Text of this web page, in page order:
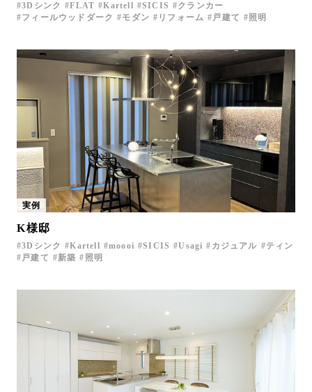
3Dシンク FLAT Kartell SICIS
クランカー
フィールウッドダーク
モダン リフォーム 戸建て 照明
実例
K様邸
3Dシンク Kartell moooi SICIS Usagi カジュアル
ティン
戸建て
新築 照明